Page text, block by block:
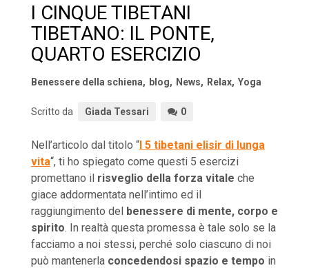
I CINQUE TIBETANI
TIBETANO: IL PONTE,
QUARTO ESERCIZIO
Benessere della schiena, blog, News, Relax, Yoga
Scritto da Giada Tessari 0
Nell’articolo dal titolo “I 5 tibetani elisir di lunga
vita“, ti ho spiegato come questi 5 esercizi
promettano ilrisveglio della forza vitale che
giace addormentata nell’intimo ed il
raggiungimento del benessere di mente, corpo e
spirito. In realtà questa promessa è tale solo se la
facciamo a noi stessi, perché solo ciascuno di noi
può mantenerla concedendosi spazio e tempo in